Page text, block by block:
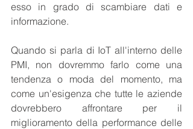
esso in grado di scambiare dati e
informazione.
Quando si parla di IoT all'interno delle
PMI, non dovremmo farlo come una
tendenza o moda del momento, ma
come un'esigenza che tutte le aziende
dovrebbero affrontare per il
miglioramento della performance delle